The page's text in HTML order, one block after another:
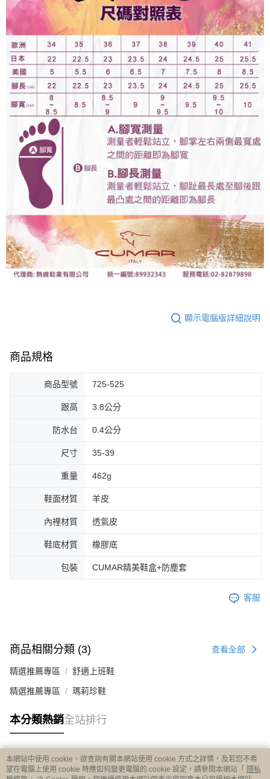
顯示電腦版詳細說明
商品規格
商品型號 725-525
跟高 3.8公分
防水台 0.4公分
尺寸 35-39
重量 462g
鞋面材質 羊皮
內裡材質 透氣皮
鞋底材質 橡膠底
包裝 CUMAR精美鞋盒+防塵套
客服
商品相關分類 (3) 查看全部
精選推薦專區 舒適上班鞋
精選推薦專區 瑪莉珍鞋
本分類熱銷全站排行
熱門標籤
本網站中使用 cookie，欲查詢有關本網站使用 cookie 方式之詳情，及若您不希
望在電腦上使用 cookie 時應如何變更電腦的 cookie 設定，請參閱本網站「 隱私